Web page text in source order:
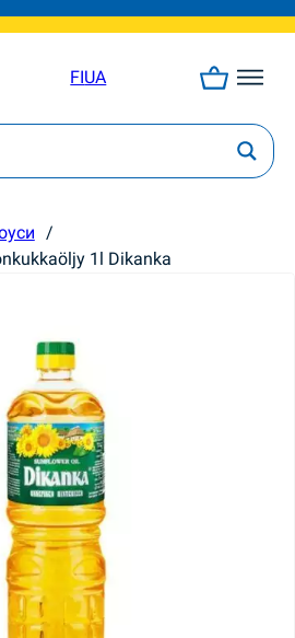
FIUA
/
1l Dikanka